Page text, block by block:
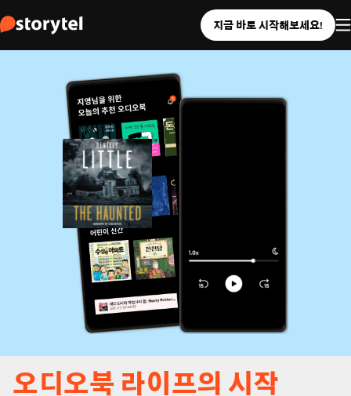
지금 바로 시작해보세요!
오디오북 라이프의 시작